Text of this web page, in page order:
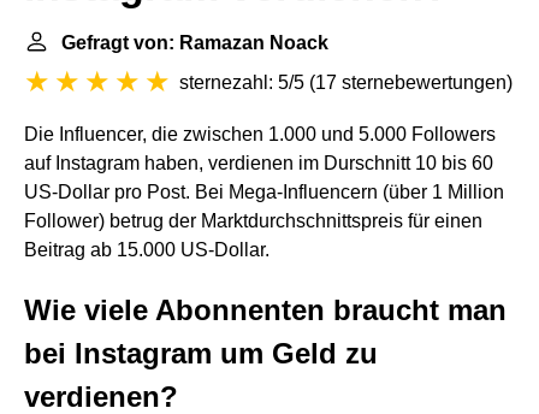
Gefragt von: Ramazan Noack
sternezahl: 5/5 (17 sternebewertungen)
Die Influencer, die zwischen 1.000 und 5.000 Followers
auf Instagram haben, verdienen im Durschnitt 10 bis 60
US-Dollar pro Post. Bei Mega-Influencern (über 1 Million
Follower) betrug der Marktdurchschnittspreis für einen
Beitrag ab 15.000 US-Dollar.
Wie viele Abonnenten braucht man
bei Instagram um Geld zu
verdienen?